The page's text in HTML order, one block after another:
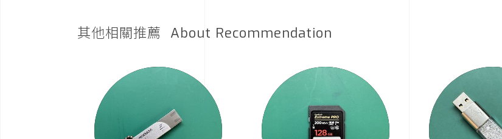
其他相關推薦 About Recommendation